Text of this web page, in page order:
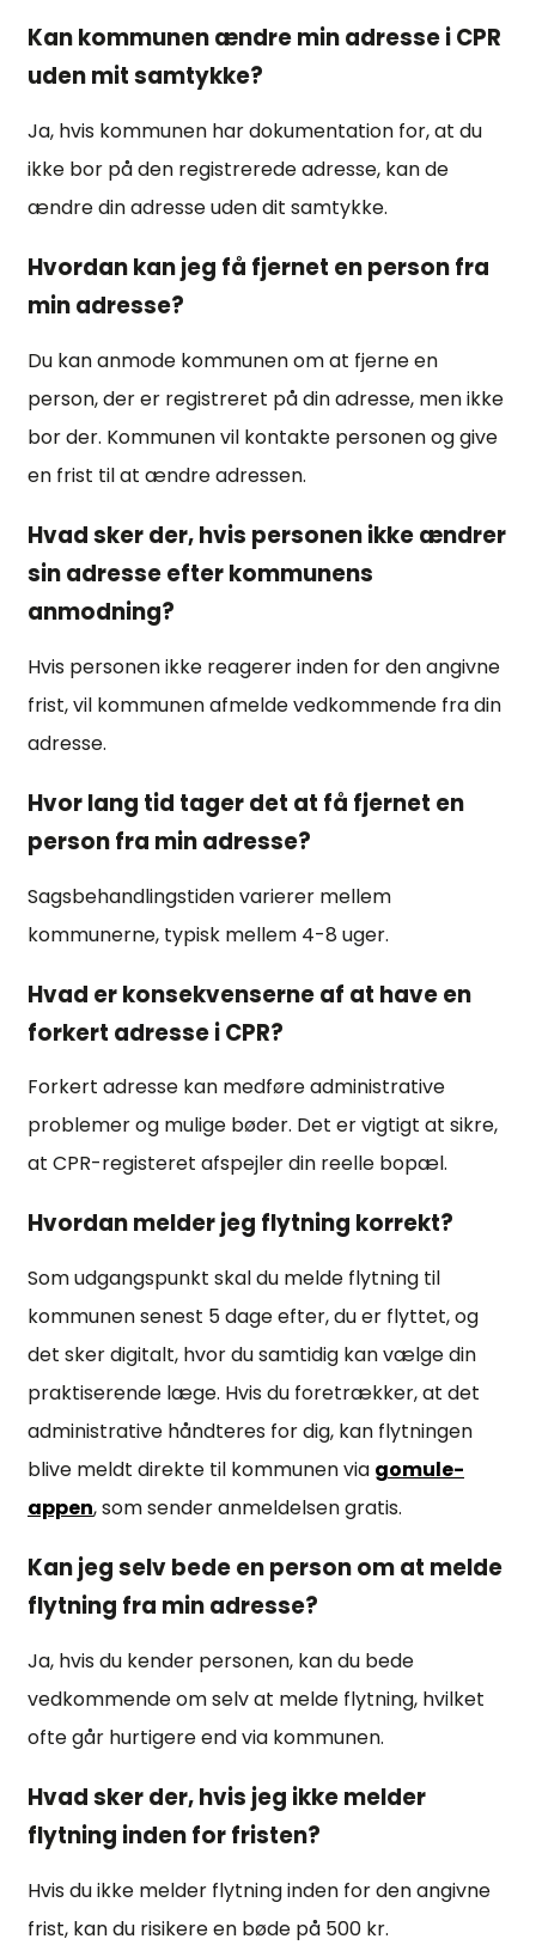
Kan kommunen ændre min adresse i CPR
uden mit samtykke?
Ja, hvis kommunen har dokumentation for, at du
ikke bor på den registrerede adresse, kan de
ændre din adresse uden dit samtykke.
Hvordan kan jeg få fjernet en person fra
min adresse?
Du kan anmode kommunen om at fjerne en
person, der er registreret på din adresse, men ikke
bor der. Kommunen vil kontakte personen og give
en frist til at ændre adressen.
Hvad sker der, hvis personen ikke ændrer
sin adresse efter kommunens
anmodning?
Hvis personen ikke reagerer inden for den angivne
frist, vil kommunen afmelde vedkommende fra din
adresse.
Hvor lang tid tager det at få fjernet en
person fra min adresse?
Sagsbehandlingstiden varierer mellem
kommunerne, typisk mellem 4-8 uger.
Hvad er konsekvenserne af at have en
forkert adresse i CPR?
Forkert adresse kan medføre administrative
problemer og mulige bøder. Det er vigtigt at sikre,
at CPR-registeret afspejler din reelle bopæl.
Hvordan melder jeg flytning korrekt?
Som udgangspunkt skal du melde flytning til
kommunen senest 5 dage efter, du er flyttet, og
det sker digitalt, hvor du samtidig kan vælge din
praktiserende læge. Hvis du foretrækker, at det
administrative håndteres for dig, kan flytningen
blive meldt direkte til kommunen via gomule-
appen, som sender anmeldelsen gratis.
Kan jeg selv bede en person om at melde
flytning fra min adresse?
Ja, hvis du kender personen, kan du bede
vedkommende om selv at melde flytning, hvilket
ofte går hurtigere end via kommunen.
Hvad sker der, hvis jeg ikke melder
flytning inden for fristen?
Hvis du ikke melder flytning inden for den angivne
frist, kan du risikere en bøde på 500 kr.